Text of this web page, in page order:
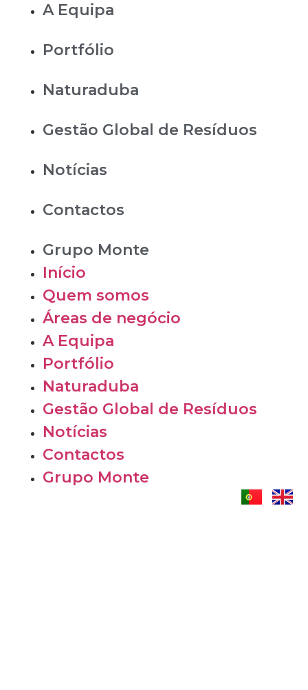
A Equipa
Portfólio
Naturaduba
Gestão Global de Resíduos
Notícias
Contactos
Grupo Monte
Início
Quem somos
Áreas de negócio
A Equipa
Portfólio
Naturaduba
Gestão Global de Resíduos
Notícias
Contactos
Grupo Monte